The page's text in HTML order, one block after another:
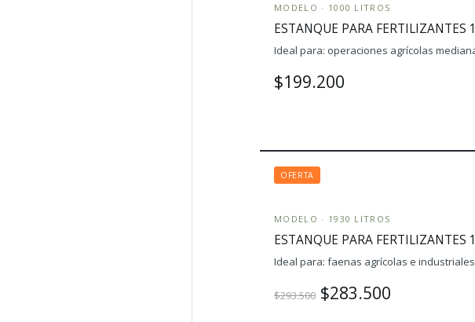
MODELO · 1000 LITROS
ESTANQUE PARA FERTILIZANTES
Ideal para: operaciones agrícolas
$199.200
OFERTA
MODELO · 1930 LITROS
ESTANQUE PARA FERTILIZANTES
Ideal para: faenas agrícolas e
$293.500 $283.500